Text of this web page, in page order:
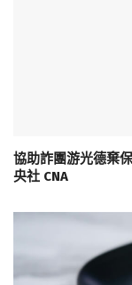
協助詐團游光德棄
央社 CNA